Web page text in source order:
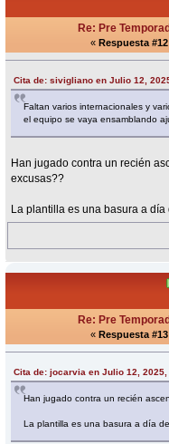
Re: Pre
« Respuesta
Cita de: sivigliano en Julio 12,
Faltan varios internacionales y
el equipo se vaya ensamblando
Han jugado contra un recién
excusas??
La plantilla es una basura a día
Re: Pre
« Respuesta
Cita de: jocarvia en Julio 12, 2025,
Han jugado contra un recién
La plantilla es una basura a día